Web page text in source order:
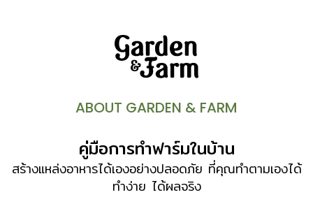
ABOUT GARDEN & FARM
คู่มือการทำฟาร์มในบ้าน
สร้างแหล่งอาหารได้เองอย่างปลอดภัย ที่คุณทำตามเองได้
ทำง่าย ได้ผลจริง